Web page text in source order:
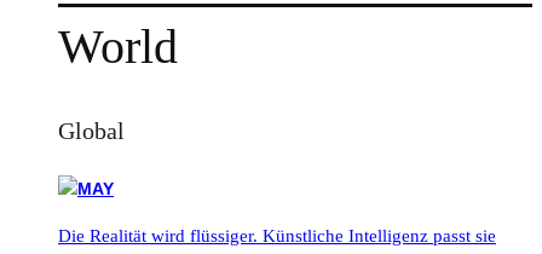
World
Global
Die Realität wird flüssiger. Künstliche Intelligenz passt sie